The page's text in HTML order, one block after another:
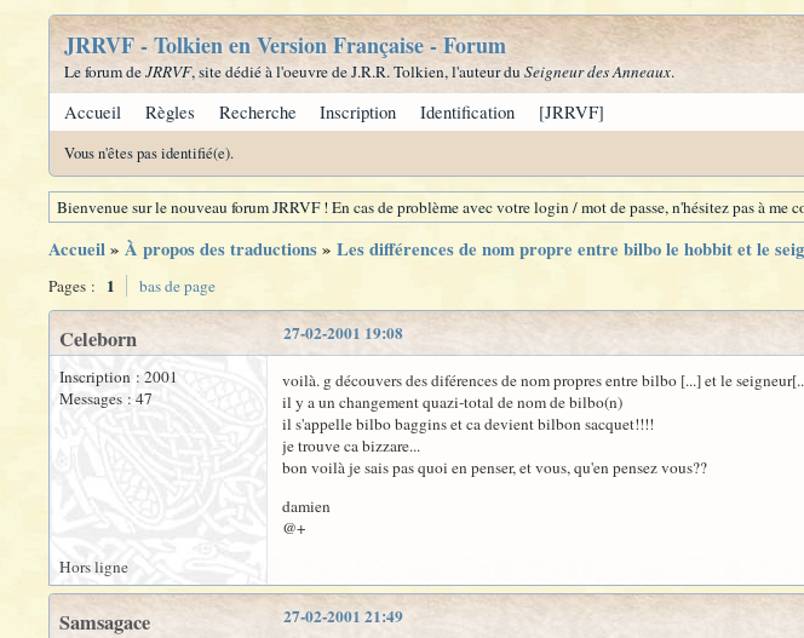
JRRVF - Tolkien en Version Française - Forum
Le forum deJRRVF, site dédié à l'oeuvre de J.R.R. Tolkien, l'auteur du Seigneur des Anneaux.
Accueil Règles Recherche Inscription Identification [JRRVF]
Vous n'êtes pas identifié(e).
Bienvenue sur le nouveau forum JRRVF ! En cas de problème avec votre login / mot de passe, n'hésitez pas à me
Accueil» À propos des traductions» Les différences de nom propre entre bilbo le hobbit et le
Pages : 1 bas de page
27-02-2001 19:08
Celeborn
Inscription : 2001
Messages : 47
voilà. g découvers des diférences de nom propres entre bilbo [...] et le
il y a un changement quazi-total de nom de bilbo(n)
il s'appelle bilbo baggins et ca devient bilbon sacquet!!!!
je trouve ca bizzare...
bon voilà je sais pas quoi en penser, et vous, qu'en pensez vous??
damien
@+
Hors ligne
27-02-2001 21:49
Samsagace